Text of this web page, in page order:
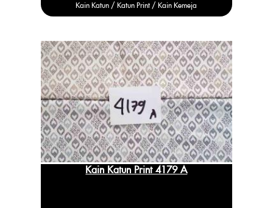
Kain Katun / Katun Print / Kain Kemeja
Kain Katun Print 4179 A